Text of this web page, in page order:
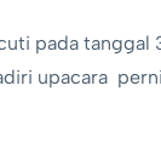
pada tanggal
upacara